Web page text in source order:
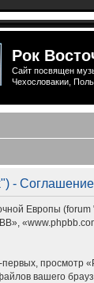
Рок
Сайт посвящен
Чехословакии,
-
Европы
просмотр
вашего